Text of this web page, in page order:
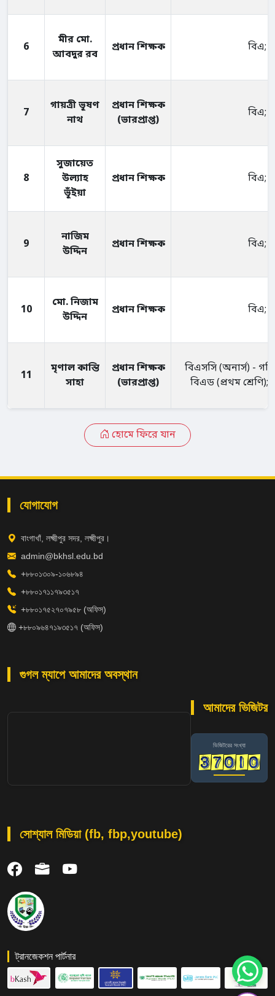
6
মীর মো.
আবদুর রব
প্রধান শিক্ষক বিএ;
7
গায়ত্রী ভূষণ
নাথ
প্রধান শিক্ষক
(ভারপ্রাপ্ত)
বিএ;
8
সুজায়েত
উল্যাহ
ভূঁইয়া
প্রধান শিক্ষক বিএ;
9
নাজিম
উদ্দিন
প্রধান শিক্ষক বিএ;
10
মো. নিজাম
উদ্দিন
প্রধান শিক্ষক বিএ;
11
মৃণাল কান্তি
সাহা
প্রধান শিক্ষক
(ভারপ্রাপ্ত)
বিএসসি (অনার্স) -
বিএড (প্রথম শ্রেণি);
হোমে ফিরে যান
যোগাযোগ
বাংগাখাঁ, লক্ষ্মীপুর সদর, লক্ষ্মীপুর।
admin@bkhsl.edu.bd
+৮৮০১৩০৯-১০৬৮৯৪
+৮৮০১৭১১৭৯৩৫১৭
+৮৮০১৭৫২৭০৭৯৫৮ (অফিস)
+৮৮০৯৬৪৭১৯৩৫১৭ (অফিস)
গুগল ম্যাপে আমাদের অবস্থান
আমাদের ভিজিটর
ভিজিটরের সংখ্যা
সোশ্যাল মিডিয়া (fb, fbp,youtube)
ট্রানজেকশন পার্টনার